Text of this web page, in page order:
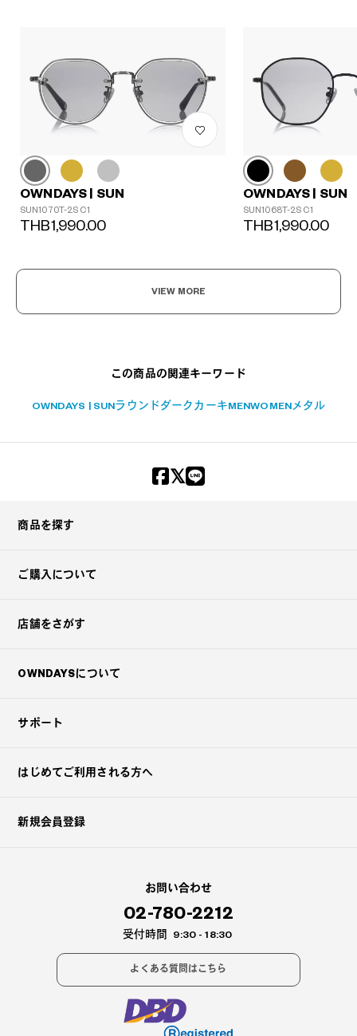
OWNDAYS | SUN
SUN1070T-2S C1
THB1,990.00
OWNDAYS | SUN
SUN1068T-2S C1
THB1,990.00
VIEW MORE
この商品の関連キーワード
OWNDAYS | SUN ラウンド ダークカーキ MENWOMEN メタル
商品を探す
ご購入について
店舗をさがす
OWNDAYSについて
サポート
はじめてご利用される方へ
新規会員登録
お問い合わせ
02-780-2212
受付時間 9:30 - 18:30
よくある質問はこちら